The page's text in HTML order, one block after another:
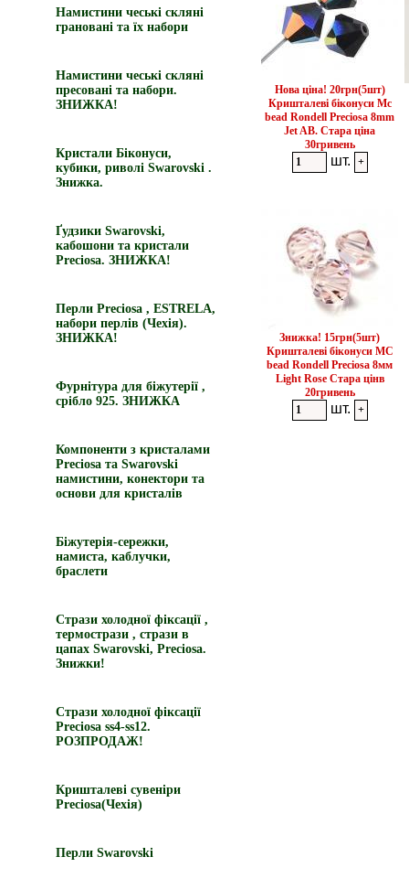
Намистини чеські скляні
грановані та їх набори
Намистини чеські скляні
пресовані та набори.
ЗНИЖКА!
Кристали Біконуси,
кубики, риволі Swarovski .
Знижка.
Ґудзики Swarovski,
кабошони та кристали
Preciosa. ЗНИЖКА!
Перли Preciosa , ESTRELA,
набори перлів (Чехія).
ЗНИЖКА!
Фурнітура для біжутерії ,
срібло 925. ЗНИЖКА
Компоненти з кристалами
Preciosa та Swarovski
намистини, конектори та
основи для кристалів
Біжутерія-сережки,
намиста, каблучки,
браслети
Стрази холодної фіксації ,
термострази , стрази в
цапах Swarovski, Preciosa.
Знижки!
Стрази холодної фіксації
Preciosa ss4-ss12.
РОЗПРОДАЖ!
Кришталеві сувеніри
Preciosa(Чехія)
Перли Swarovski
Нова ціна! 20грн(5шт)
Кришталеві біконуси Mc
bead Rondell Preciosa 8mm
Jet AB. Стара ціна
30гривень
шт.
Знижка! 15грн(5шт)
Кришталеві біконуси MC
bead Rondell Preciosa 8мм
Light Rose Стара цінв
20гривень
шт.